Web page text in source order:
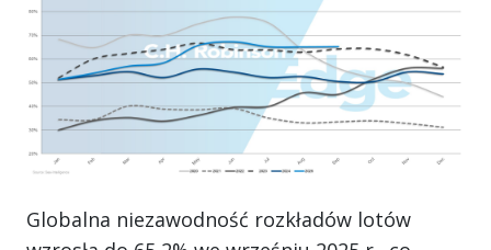
Globalna niezawodność rozkładów lotów